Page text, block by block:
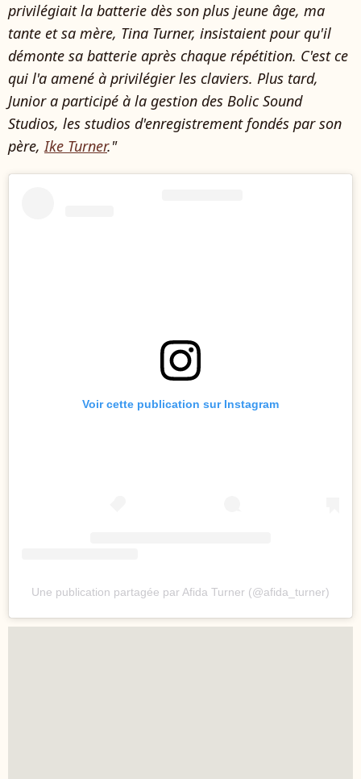
privilégiait la batterie dès son plus jeune âge, ma
tante et sa mère, Tina Turner, insistaient pour qu'il
démonte sa batterie après chaque répétition. C'est ce
qui l'a amené à privilégier les claviers. Plus tard,
Junior a participé à la gestion des Bolic Sound
Studios, les studios d'enregistrement fondés par son
père,Ike Turner."
Voir cette publication sur Instagram
Une publication partagée par Afida Turner (@afida_turner)